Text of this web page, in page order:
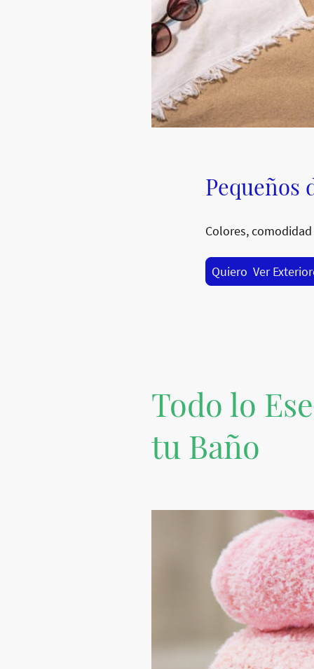
Pequeños
Colores,
Quiero Ver
Todo lo
tu Baño